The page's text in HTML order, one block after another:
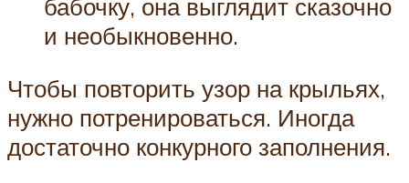
бабочку, она выглядит сказочно
и необыкновенно.
Чтобы повторить узор на крыльях,
нужно потренироваться. Иногда
достаточно конкурного заполнения.